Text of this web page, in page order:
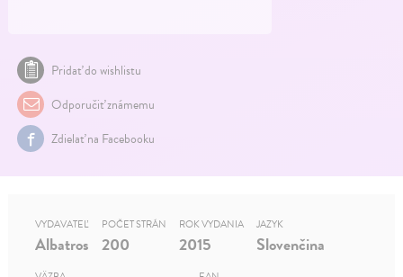
Pridať do wishlistu
Odporučiť známemu
Zdielať na Facebooku
VYDAVATEĽ
Albatros
POČET STRÁN
200
ROK VYDANIA
2015
JAZYK
Slovenčina